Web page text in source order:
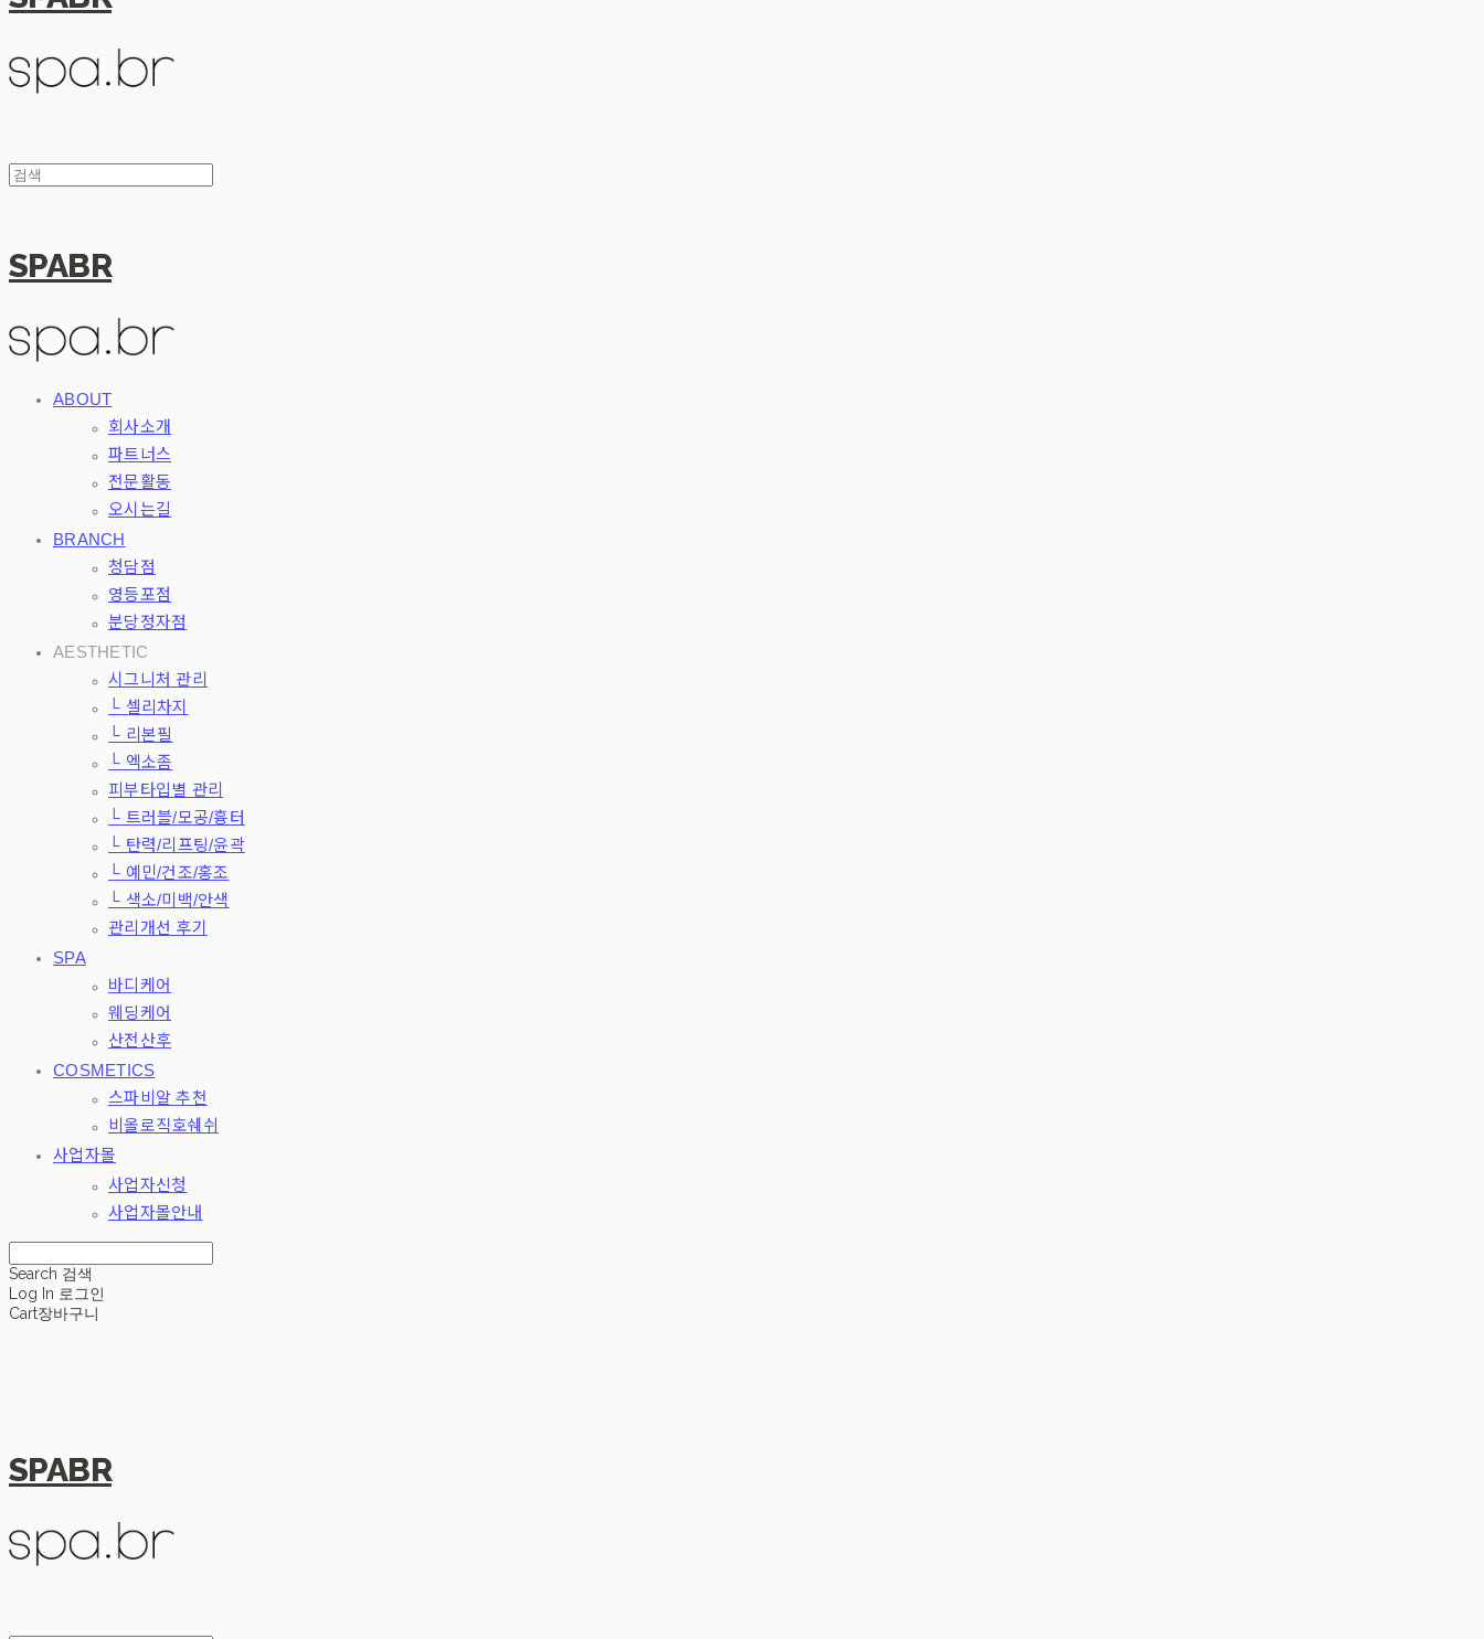
SPABR
ABOUT
회사소개
파트너스
전문활동
오시는길
BRANCH
청담점
영등포점
분당정자점
AESTHETIC
시그니처 관리
└ 셀리차지
└ 리본필
└ 엑소좀
피부타입별 관리
└ 트러블/모공/흉터
└ 탄력/리프팅/윤곽
└ 예민/건조/홍조
└ 색소/미백/안색
관리개선 후기
SPA
바디케어
웨딩케어
산전산후
COSMETICS
스파비알 추천
비올로직호쉐쉬
사업자몰
사업자신청
사업자몰안내
Search 검색
Log In 로그인
Cart장바구니
SPABR